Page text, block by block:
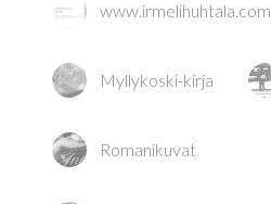
www.irmelihuhtala.com
Myllykoski-kirja
Romanikuvat